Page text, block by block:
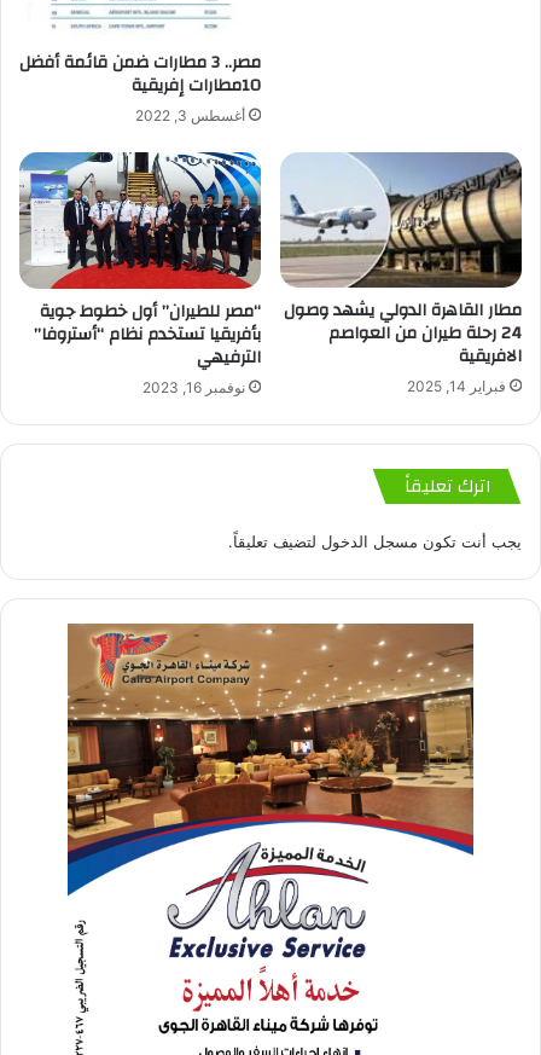
مصر.. 3 مطارات ضمن قائمة أفضل
10مطارات إفريقية
أغسطس 3, 2022
مطار القاهرة الدولي يشهد وصول
24 رحلة طيران من العواصم
الافريقية
فبراير 14, 2025
“مصر للطيران” أول خطوط جوية
بأفريقيا تستخدم نظام “أستروفا”
الترفيهي
نوفمبر 16, 2023
اترك تعليقاً
يجب أنت تكون مسجل الدخول لتضيف تعليقاً.